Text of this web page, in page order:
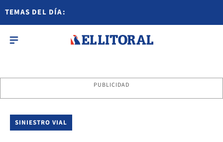
TEMAS DEL DÍA:
PUBLICIDAD
SINIESTRO VIAL